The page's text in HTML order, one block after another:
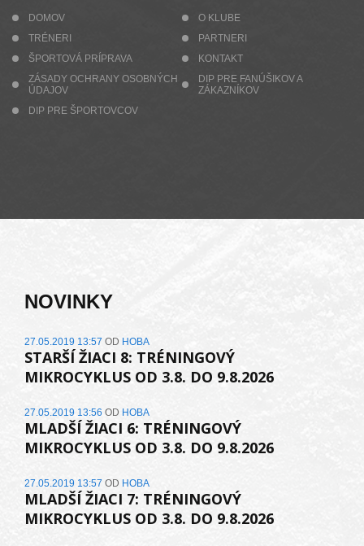
DOMOV
O KLUBE
TRÉNERI
PARTNERI
ŠPORTOVÁ PRÍPRAVA
KONTAKT
ZÁSADY OCHRANY OSOBNÝCH
ÚDAJOV
DIP PRE FANÚŠIKOV A
ZÁKAZNÍKOV
DIP PRE ŠPORTOVCOV
NOVINKY
27.05.2019 13:57 OD HOBA
STARŠÍ ŽIACI 8: TRÉNINGOVÝ
MIKROCYKLUS OD 3.8. DO 9.8.2026
27.05.2019 13:56 OD HOBA
MLADŠÍ ŽIACI 6: TRÉNINGOVÝ
MIKROCYKLUS OD 3.8. DO 9.8.2026
27.05.2019 13:57 OD HOBA
MLADŠÍ ŽIACI 7: TRÉNINGOVÝ
MIKROCYKLUS OD 3.8. DO 9.8.2026